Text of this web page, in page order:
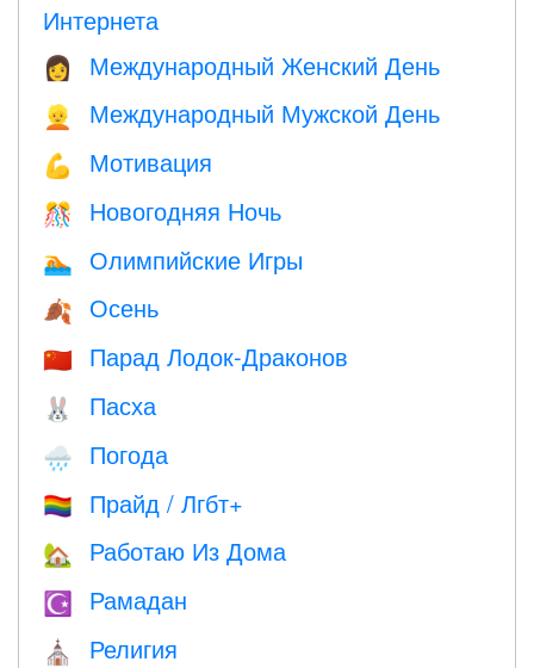
Интернета
👩 Международный Женский День
👱 Международный Мужской День
💪 Мотивация
🎊 Новогодняя Ночь
🏊 Олимпийские Игры
🍂 Осень
🇨🇳 Парад Лодок-Драконов
🐰 Пасха
🌧 Погода
🏳️‍🌈 Прайд / Лгбт+
🏡 Работаю Из Дома
☪️ Рамадан
⛪️ Религия